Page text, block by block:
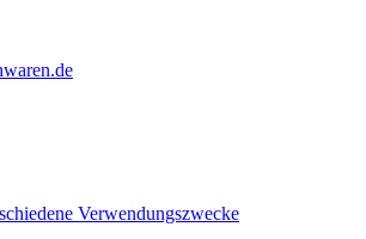
Verwendungszwecke